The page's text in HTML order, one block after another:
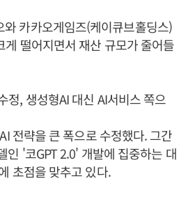
와 카카오게임즈(케이큐브홀딩스)
게 떨어지면서 재산 규모가 줄어들
, 생성형AI 대신 AI서비스 쪽으
전략을 큰 폭으로 수정했다. 그간
인 '코GPT 2.0' 개발에 집중하는 대
초점을 맞추고 있다.